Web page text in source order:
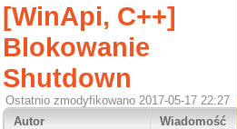
[WinApi, C++]
Blokowanie
Shutdown
Ostatnio zmodyfikowano 2017-05-17 22:27
Autor
Wiadomość